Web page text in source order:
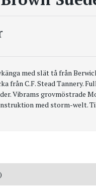
med slät tå från
från C.F. Stead Tannery.
Vibrams grovmöstrade
med storm-welt.